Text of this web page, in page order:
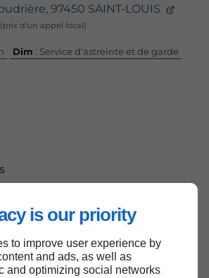
is our priority
to improve user experience by
and ads, as well as
and optimizing social networks
97450 SAINT-LOUIS
Dim : Service d'astreinte et de garde
Haut de page